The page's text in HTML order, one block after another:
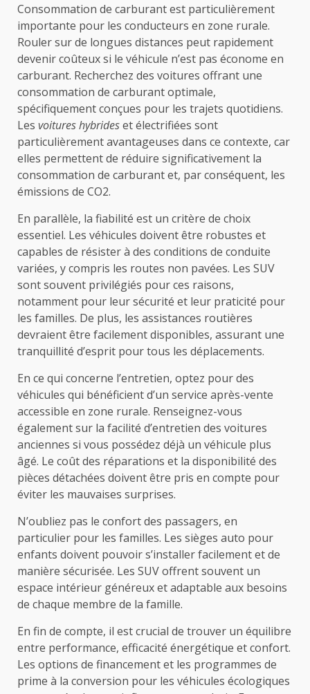
Consommation de carburant est particulièrement
importante pour les conducteurs en zone rurale.
Rouler sur de longues distances peut rapidement
devenir coûteux si le véhicule n’est pas économe en
carburant. Recherchez des voitures offrant une
consommation de carburant optimale,
spécifiquement conçues pour les trajets quotidiens.
Les voitures hybrideset électrifiées sont
particulièrement avantageuses dans ce contexte, car
elles permettent de réduire significativement la
consommation de carburant et, par conséquent, les
émissions de CO2.
En parallèle, la fiabilité est un critère de choix
essentiel. Les véhicules doivent être robustes et
capables de résister à des conditions de conduite
variées, y compris les routes non pavées. Les SUV
sont souvent privilégiés pour ces raisons,
notamment pour leur sécurité et leur praticité pour
les familles. De plus, les assistances routières
devraient être facilement disponibles, assurant une
tranquillité d’esprit pour tous les déplacements.
En ce qui concerne l’entretien, optez pour des
véhicules qui bénéficient d’un service après-vente
accessible en zone rurale. Renseignez-vous
également sur la facilité d’entretien des voitures
anciennes si vous possédez déjà un véhicule plus
âgé. Le coût des réparations et la disponibilité des
pièces détachées doivent être pris en compte pour
éviter les mauvaises surprises.
N’oubliez pas le confort des passagers, en
particulier pour les familles. Les sièges auto pour
enfants doivent pouvoir s’installer facilement et de
manière sécurisée. Les SUV offrent souvent un
espace intérieur généreux et adaptable aux besoins
de chaque membre de la famille.
En fin de compte, il est crucial de trouver un équilibre
entre performance, efficacité énergétique et confort.
Les options de financement et les programmes de
prime à la conversion pour les véhicules écologiques